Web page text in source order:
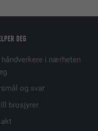
DEG
håndverkere i nærheten
og svar
brosjyrer
nettleseren tillater
Har ingen